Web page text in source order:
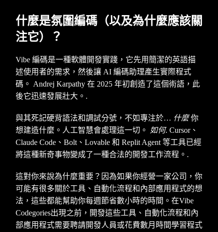
什麼是氛圍編碼（以及為什麼應該關
注它）？
Vibe 編碼是一種軟體開發實踐，它先用簡潔的英語描
述使用者的需求，然後讓 AI 編碼助理產生實際程式
碼。 Andrej Karpathy 在 2025 年初創造了這個術語，此
後它迅速發展壯大。.
與其死記硬背語法和調試分號，不如專注於… 什麼你
想建造什麼。人工智慧會處理這一切。
如何. Cursor、
Claude Code、Bolt、Lovable 和 Replit Agent 等工具已經
將這種新奇事物變成了一種合法的開發工作流程。.
這對你來說為什麼重要？因為如果你經營一家公司，你
可能有很多關於工具、自動化流程和內部應用程式的想
法，這些都能幫助你每週節省數小時的時間。在Vibe
Codegories出現之前，開發這些工具、自動化流程和內
部應用程式需要聘請開發人員或花費數月時間學習程式